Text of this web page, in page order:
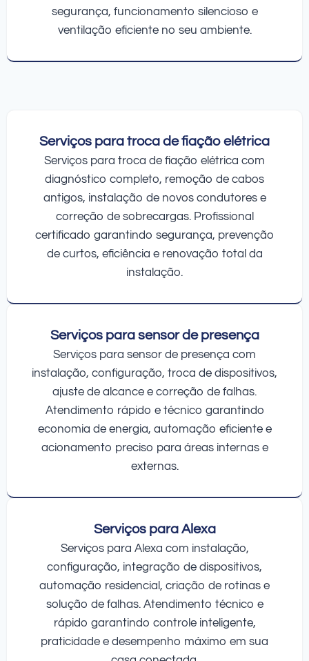
segurança, funcionamento silencioso e
ventilação eficiente no seu ambiente.
Serviços para troca de fiação elétrica
Serviços para troca de fiação elétrica com
diagnóstico completo, remoção de cabos
antigos, instalação de novos condutores e
correção de sobrecargas. Profissional
certificado garantindo segurança, prevenção
de curtos, eficiência e renovação total da
instalação.
Serviços para sensor de presença
Serviços para sensor de presença com
instalação, configuração, troca de dispositivos,
ajuste de alcance e correção de falhas.
Atendimento rápido e técnico garantindo
economia de energia, automação eficiente e
acionamento preciso para áreas internas e
externas.
Serviços para Alexa
Serviços para Alexa com instalação,
configuração, integração de dispositivos,
automação residencial, criação de rotinas e
solução de falhas. Atendimento técnico e
rápido garantindo controle inteligente,
praticidade e desempenho máximo em sua